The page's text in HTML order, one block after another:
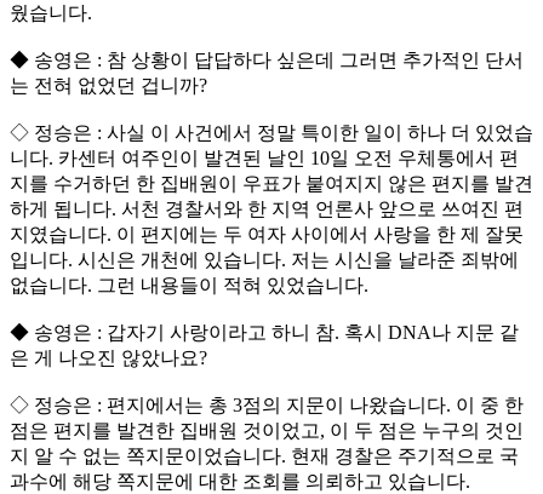
웠습니다.
◆ 송영은 : 참 상황이 답답하다 싶은데 그러면 추가적인 단서
는 전혀 없었던 겁니까?
◇ 정승은 : 사실 이 사건에서 정말 특이한 일이 하나 더 있었습
니다. 카센터 여주인이 발견된 날인 10일 오전 우체통에서 편
지를 수거하던 한 집배원이 우표가 붙여지지 않은 편지를 발견
하게 됩니다. 서천 경찰서와 한 지역 언론사 앞으로 쓰여진 편
지였습니다. 이 편지에는 두 여자 사이에서 사랑을 한 제 잘못
입니다. 시신은 개천에 있습니다. 저는 시신을 날라준 죄밖에
없습니다. 그런 내용들이 적혀 있었습니다.
◆ 송영은 : 갑자기 사랑이라고 하니 참. 혹시 DNA나 지문 같
은 게 나오진 않았나요?
◇ 정승은 : 편지에서는 총 3점의 지문이 나왔습니다. 이 중 한
점은 편지를 발견한 집배원 것이었고, 이 두 점은 누구의 것인
지 알 수 없는 쪽지문이었습니다. 현재 경찰은 주기적으로 국
과수에 해당 쪽지문에 대한 조회를 의뢰하고 있습니다.